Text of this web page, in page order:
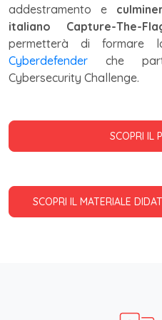
addestramento e
italiano Capture-The-
permetterà di formare
Cyberdefender che
Cybersecurity Challenge.
SCOPRI IL
SCOPRI IL MATERIALE